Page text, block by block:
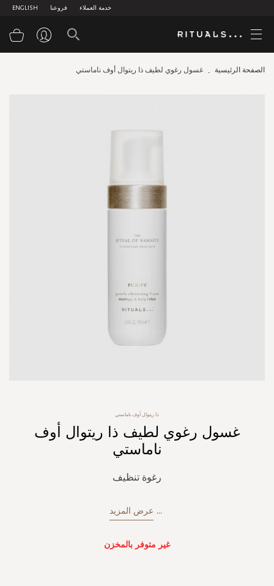
ENGLISH فروعنا خدمة العملاء
الصفحة الرئيسية غسول رغوي لطيف ذا ريتوال أوف ناماستي
ذا ريتوال أوف ناماستي
غسول رغوي لطيف ذا ريتوال أوف
ناماستي
رغوة تنظيف
... عرض المزيد
غير متوفر بالمخزن